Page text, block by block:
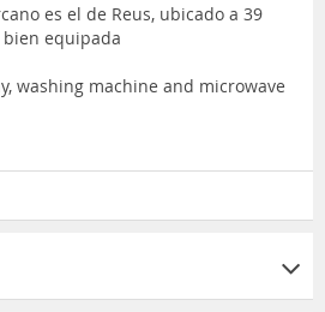
es el de Reus, ubicado a 39
bien equipada
washing machine and microwave